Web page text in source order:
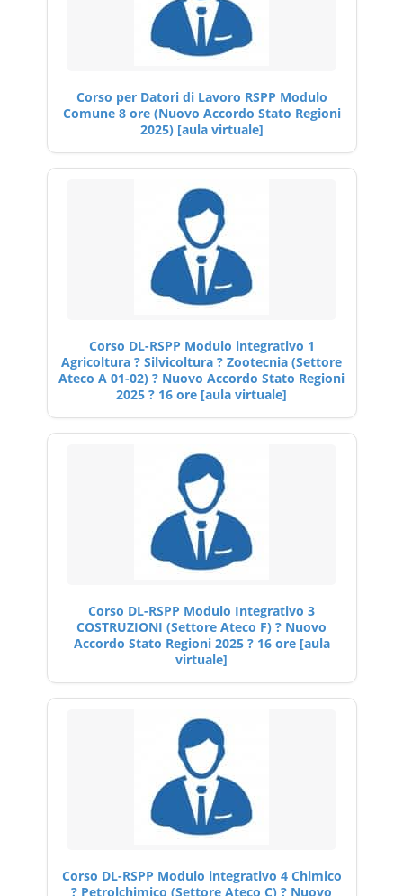
Corso per Datori di Lavoro RSPP Modulo
Comune 8 ore (Nuovo Accordo Stato Regioni
2025) [aula virtuale]
Corso DL-RSPP Modulo integrativo 1
Agricoltura ? Silvicoltura ? Zootecnia (Settore
Ateco A 01-02) ? Nuovo Accordo Stato Regioni
2025 ? 16 ore [aula virtuale]
Corso DL-RSPP Modulo Integrativo 3
COSTRUZIONI (Settore Ateco F) ? Nuovo
Accordo Stato Regioni 2025 ? 16 ore [aula
virtuale]
Corso DL-RSPP Modulo integrativo 4 Chimico
? Petrolchimico (Settore Ateco C) ? Nuovo